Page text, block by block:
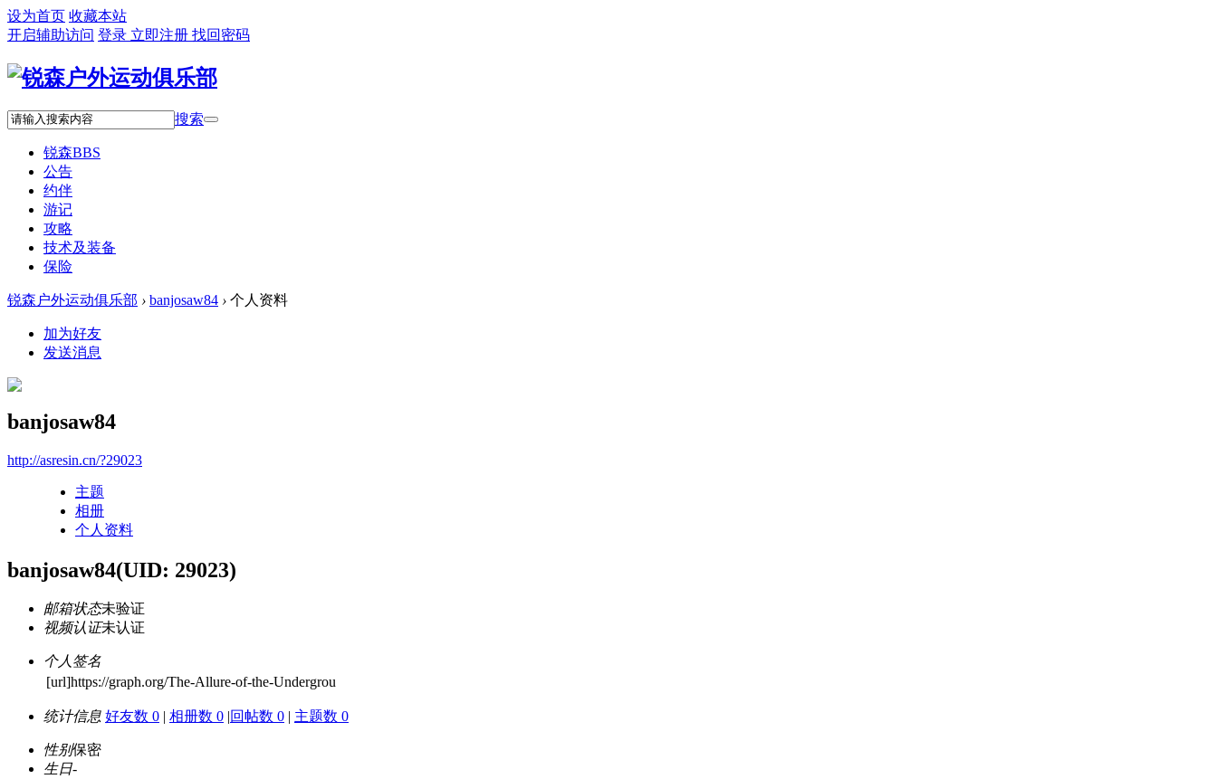
设为首页 收藏本站
开启辅助访问 登录 立即注册 找回密码
搜索
锐森BBS
公告
约伴
游记
攻略
技术及装备
保险
锐森户外运动俱乐部 › banjosaw84 › 个人资料
加为好友
发送消息
banjosaw84
http://asresin.cn/?29023
主题
相册
个人资料
banjosaw84(UID: 29023)
邮箱状态未验证
视频认证未认证
个人签名
[url]https://graph.org/The-Allure-of-the-Undergrou
统计信息 好友数 0 | 相册数 0 |回帖数 0 | 主题数 0
性别保密
生日-